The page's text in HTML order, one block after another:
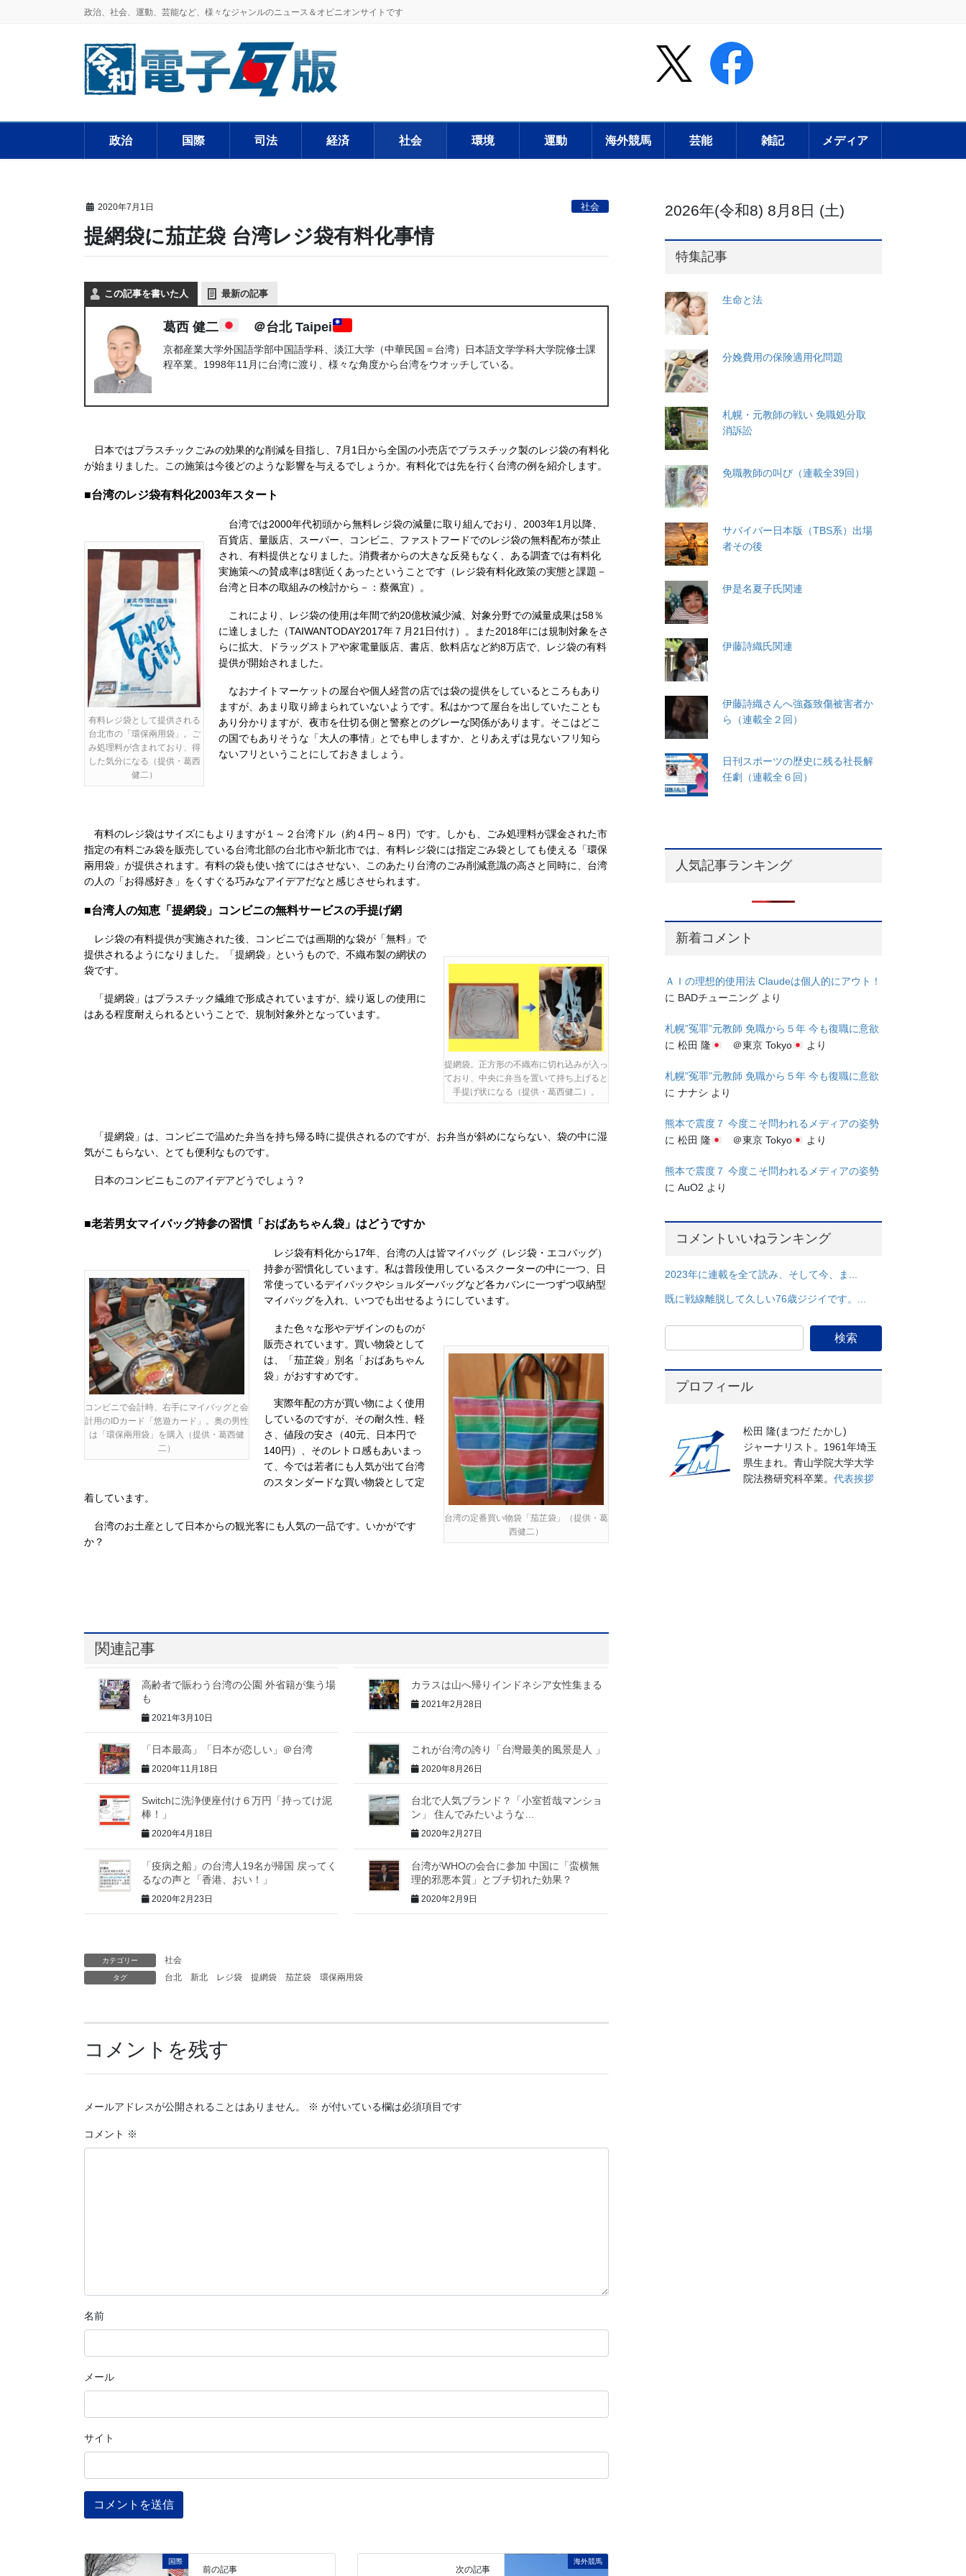
政治、社会、運動、芸能など、様々なジャンルのニュース＆オピニオンサイトです
政治 国際 司法 経済 社会 環境 運動 海外競馬 芸能 雑記 メディア
2020年7月1日 社会
提網袋に茄芷袋 台湾レジ袋有料化事情
この記事を書いた人 最新の記事
葛西 健二 ＠台北 Taipei
京都産業大学外国語学部中国語学科、淡江大学（中華民国＝台湾）日本語文学学科大学院修士課
程卒業。1998年11月に台湾に渡り、様々な角度から台湾をウオッチしている。
日本ではプラスチックごみの効果的な削減を目指し、7月1日から全国の小売店でプラスチック製のレジ袋の有料化
が始まりました。この施策は今後どのような影響を与えるでしょうか。有料化では先を行く台湾の例を紹介します。
■台湾のレジ袋有料化2003年スタート
有料レジ袋として提供される
台北市の「環保兩用袋」。ご
み処理料が含まれており、得
した気分になる（提供・葛西
健二）
台湾では2000年代初頭から無料レジ袋の減量に取り組んでおり、2003年1月以降、
百貨店、量販店、スーパー、コンビニ、ファストフードでのレジ袋の無料配布が禁止
され、有料提供となりました。消費者からの大きな反発もなく、ある調査では有料化
実施策への賛成率は8割近くあったということです（レジ袋有料化政策の実態と課題－
台湾と日本の取組みの検討から－：蔡佩宜）。
これにより、レジ袋の使用は年間で約20億枚減少減、対象分野での減量成果は58％
に達しました（TAIWANTODAY2017年７月21日付け）。また2018年には規制対象をさ
らに拡大、ドラッグストアや家電量販店、書店、飲料店など約8万店で、レジ袋の有料
提供が開始されました。
なおナイトマーケットの屋台や個人経営の店では袋の提供をしているところもあり
ますが、あまり取り締まられていないようです。私はかつて屋台を出していたことも
あり分かりますが、夜市を仕切る側と警察とのグレーな関係があります。そこはどこ
の国でもありそうな「大人の事情」とでも申しますか、とりあえずは見ないフリ知ら
ないフリということにしておきましょう。
有料のレジ袋はサイズにもよりますが１～２台湾ドル（約４円～８円）です。しかも、ごみ処理料が課金された市
指定の有料ごみ袋を販売している台湾北部の台北市や新北市では、有料レジ袋には指定ごみ袋としても使える「環保
兩用袋」が提供されます。有料の袋も使い捨てにはさせない、このあたり台湾のごみ削減意識の高さと同時に、台湾
の人の「お得感好き」をくすぐる巧みなアイデアだなと感じさせられます。
■台湾人の知恵「提網袋」コンビニの無料サービスの手提げ網
提網袋。正方形の不織布に切れ込みが入っ
ており、中央に弁当を置いて持ち上げると
手提げ状になる（提供・葛西健二）。
レジ袋の有料提供が実施された後、コンビニでは画期的な袋が「無料」で
提供されるようになりました。「提網袋」というもので、不織布製の網状の
袋です。
「提網袋」はプラスチック繊維で形成されていますが、繰り返しの使用に
はある程度耐えられるということで、規制対象外となっています。
「提網袋」は、コンビニで温めた弁当を持ち帰る時に提供されるのですが、お弁当が斜めにならない、袋の中に湿
気がこもらない、とても便利なものです。
日本のコンビニもこのアイデアどうでしょう？
■老若男女マイバッグ持参の習慣「おばあちゃん袋」はどうですか
コンビニで会計時、右手にマイバッグと会
計用のIDカード「悠遊カード」。奥の男性
は「環保兩用袋」を購入（提供・葛西健
二）
レジ袋有料化から17年、台湾の人は皆マイバッグ（レジ袋・エコバッグ）
持参が習慣化しています。私は普段使用しているスクーターの中に一つ、日
常使っているデイパックやショルダーバッグなど各カバンに一つずつ収納型
マイバッグを入れ、いつでも出せるようにしています。
台湾の定番買い物袋「茄芷袋」（提供・葛
西健二）
また色々な形やデザインのものが
販売されています。買い物袋として
は、「茄芷袋」別名「おばあちゃん
袋」がおすすめです。
実際年配の方が買い物によく使用
しているのですが、その耐久性、軽
さ、値段の安さ（40元、日本円で
140円）、そのレトロ感もあいまっ
て、今では若者にも人気が出て台湾
のスタンダードな買い物袋として定
着しています。
台湾のお土産として日本からの観光客にも人気の一品です。いかがです
か？
関連記事
高齢者で賑わう台湾の公園 外省籍が集う場
も
2021年3月10日
カラスは山へ帰りインドネシア女性集まる
2021年2月28日
「日本最高」「日本が恋しい」＠台湾
2020年11月18日
これが台湾の誇り「台灣最美的風景是人 」
2020年8月26日
Switchに洗浄便座付け６万円「持ってけ泥
棒！」
2020年4月18日
台北で人気ブランド？「小室哲哉マンショ
ン」 住んでみたいような…
2020年2月27日
「疫病之船」の台湾人19名が帰国 戻ってく
るなの声と「香港、おい！」
2020年2月23日
台湾がWHOの会合に参加 中国に「蛮横無
理的邪悪本質」とブチ切れた効果？
2020年2月9日
カテゴリー 社会
タグ 台北 新北 レジ袋 提網袋 茄芷袋 環保兩用袋
コメントを残す
メールアドレスが公開されることはありません。 ※ が付いている欄は必須項目です
コメント ※
名前
メール
サイト
国際
前の記事
海外競馬
次の記事
2026年(令和8) 8月8日 (土)
特集記事
生命と法
分娩費用の保険適用化問題
札幌・元教師の戦い 免職処分取
消訴訟
免職教師の叫び（連載全39回）
サバイバー日本版（TBS系）出場
者その後
伊是名夏子氏関連
伊藤詩織氏関連
伊藤詩織さんへ強姦致傷被害者か
ら（連載全２回）
日刊スポーツの歴史に残る社長解
任劇（連載全６回）
人気記事ランキング
新着コメント
ＡＩの理想的使用法 Claudeは個人的にアウト！
に BADチューニング より
札幌”冤罪”元教師 免職から５年 今も復職に意欲
に松田 隆 ＠東京 Tokyo より
札幌”冤罪”元教師 免職から５年 今も復職に意欲
にナナシ より
熊本で震度７ 今度こそ問われるメディアの姿勢
に松田 隆 ＠東京 Tokyo より
熊本で震度７ 今度こそ問われるメディアの姿勢
にAuO2 より
コメントいいねランキング
2023年に連載を全て読み、そして今、ま...
既に戦線離脱して久しい76歳ジジイです。...
プロフィール
松田 隆(まつだ たかし)
ジャーナリスト。1961年埼玉
県生まれ。青山学院大学大学
院法務研究科卒業。代表挨拶